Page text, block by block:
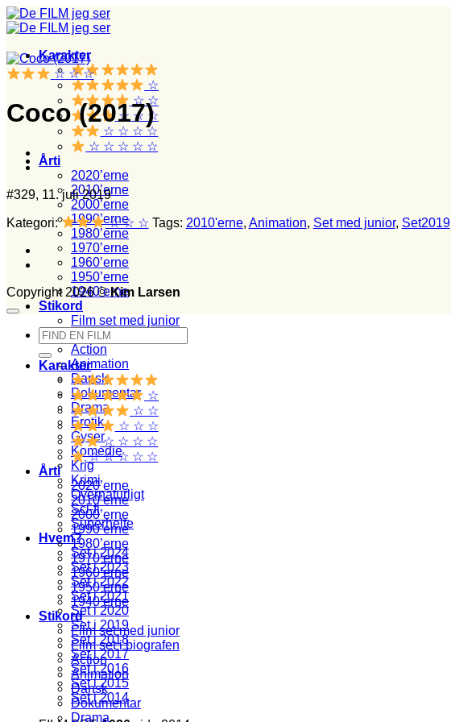
Fortsæt
til
Karakter
☆
☆ ☆
☆ ☆ ☆
☆ ☆ ☆ ☆
☆ ☆ ☆ ☆ ☆
Årti
2020’erne
2010’erne
2000’erne
1990’erne
1980’erne
1970’erne
1960’erne
1950’erne
1940’erne
Stikord
Film set med junior
Film set i biografen
Action
Animation
Dansk
Dokumentar
Drama
Erotik
Gyser
Komedie
Krig
Krimi
Overnaturligt
Sci-fi
Superhelte
Hvem?
Set i 2024
Set i 2023
Set i 2022
Set i 2021
Set i 2020
Set i 2019
Set i 2018
Set i 2017
Set i 2016
Set i 2015
Set i 2014
☆ ☆ ☆
Coco (2017)
#329, 11. juli 2019
Kategori: ☆ ☆ ☆ Tags: 2010'erne, Animation, Set med junior, Set2019
Copyright 2026 ©Kim Larsen
Søg
efter:
Karakter
☆
☆ ☆
☆ ☆ ☆
☆ ☆ ☆ ☆
☆ ☆ ☆ ☆ ☆
Årti
2020’erne
2010’erne
2000’erne
1990’erne
1980’erne
1970’erne
1960’erne
1950’erne
1940’erne
Stikord
Film set med junior
Film set i biografen
Action
Animation
Dansk
Dokumentar
Drama